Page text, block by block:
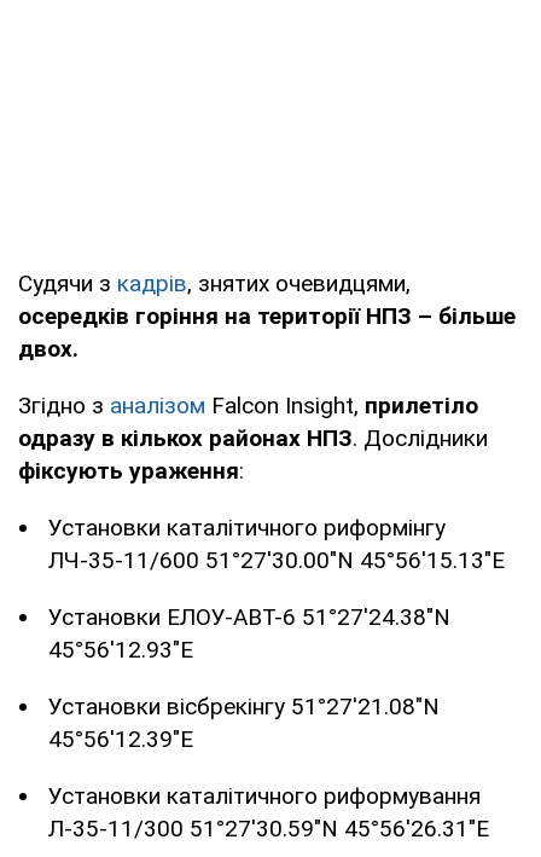
Судячи з кадрів, знятих очевидцями,
осередків горіння на території НПЗ – більше
двох.
Згідно з аналізом Falcon Insight, прилетіло
одразу в кількох районах НПЗ. Дослідники
фіксують ураження:
Установки каталітичного риформінгу
ЛЧ-35-11/600 51°27'30.00"N 45°56'15.13"E
Установки ЕЛОУ-АВT-6 51°27'24.38"N
45°56'12.93"E
Установки вісбрекінгу 51°27'21.08"N
45°56'12.39"E
Установки каталітичного риформування
Л-35-11/300 51°27'30.59"N 45°56'26.31"E